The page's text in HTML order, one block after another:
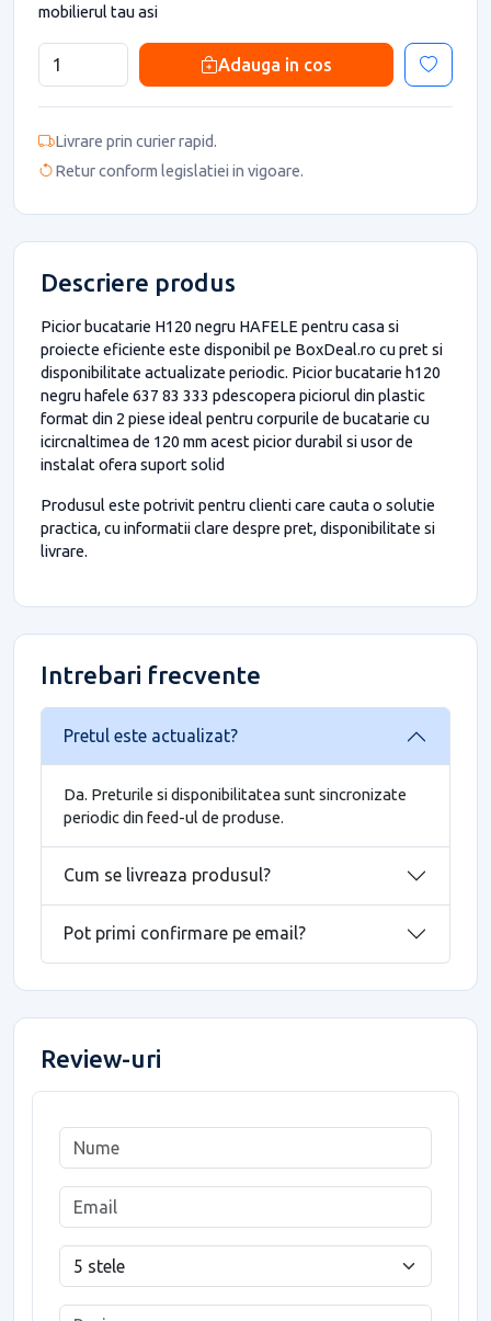
mobilierul tau asi
Adauga in cos
Livrare prin curier rapid.
Retur conform legislatiei in vigoare.
Descriere produs
Picior bucatarie H120 negru HAFELE pentru casa si
proiecte eficiente este disponibil pe BoxDeal.ro cu pret si
disponibilitate actualizate periodic. Picior bucatarie h120
negru hafele 637 83 333 pdescopera piciorul din plastic
format din 2 piese ideal pentru corpurile de bucatarie cu
icircnaltimea de 120 mm acest picior durabil si usor de
instalat ofera suport solid
Produsul este potrivit pentru clienti care cauta o solutie
practica, cu informatii clare despre pret, disponibilitate si
livrare.
Intrebari frecvente
Pretul este actualizat?
Da. Preturile si disponibilitatea sunt sincronizate
periodic din feed-ul de produse.
Cum se livreaza produsul?
Pot primi confirmare pe email?
Review-uri